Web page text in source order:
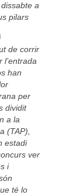
a
pilars
de corrir
han
per
dividit
a la
(TAP),
estadi
ver
i
té lo